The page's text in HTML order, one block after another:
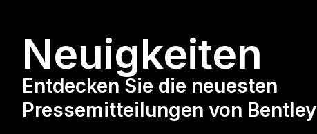
Neuigkeiten
Entdecken Sie die neuesten
Pressemitteilungen von Bentley